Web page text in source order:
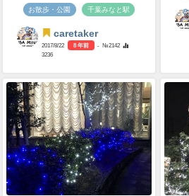
お散歩・公園 千葉みなと駅
caretaker
2017/8/22 8 年前
- №2142
3236